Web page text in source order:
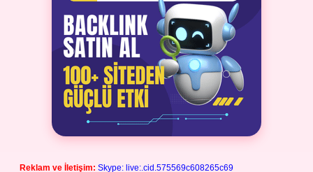
Reklam ve İletişim: Skype: live:.cid.575569c608265c69